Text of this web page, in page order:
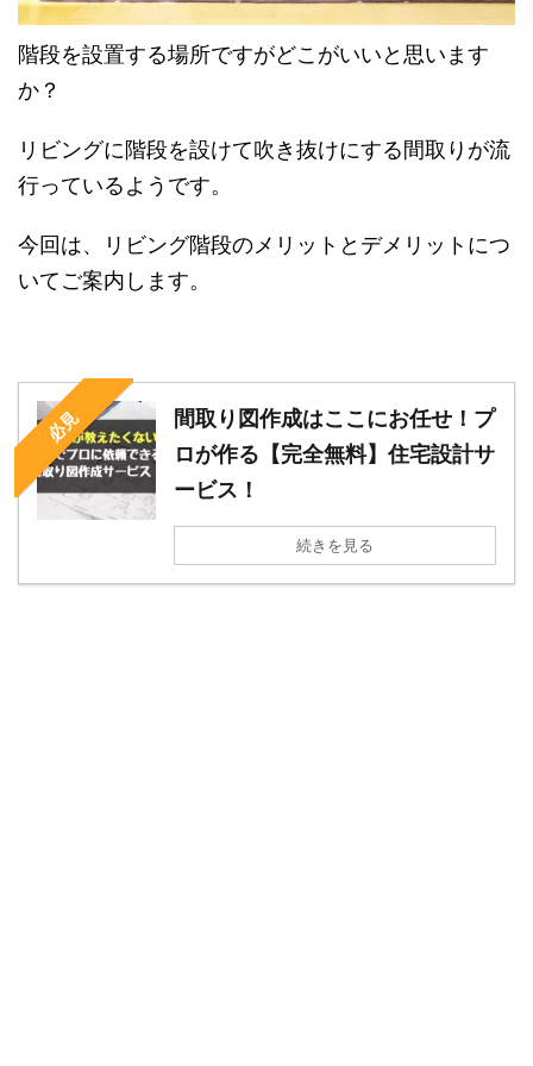
階段を設置する場所ですがどこがいいと思います
か？
リビングに階段を設けて吹き抜けにする間取りが流
行っているようです。
今回は、リビング階段のメリットとデメリットにつ
いてご案内します。
必見
間取り図作成はここにお任せ！プ
ロが作る【完全無料】住宅設計サ
ービス！
続きを見る